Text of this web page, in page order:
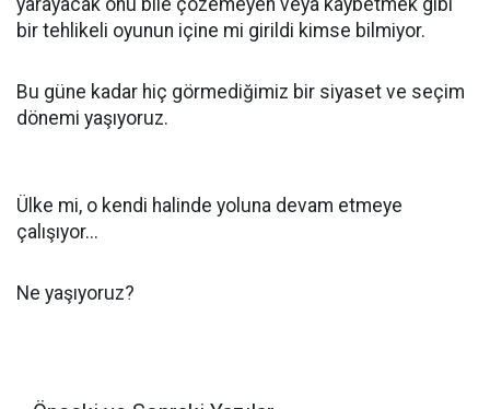
yarayacak onu bile çözemeyen veya kaybetmek gibi
bir tehlikeli oyunun içine mi girildi kimse bilmiyor.
Bu güne kadar hiç görmediğimiz bir siyaset ve seçim
dönemi yaşıyoruz.
Ülke mi, o kendi halinde yoluna devam etmeye
çalışıyor...
Ne yaşıyoruz?